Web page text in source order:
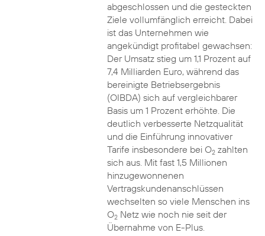
abgeschlossen und die gesteckten
Ziele vollumfänglich erreicht. Dabei
ist das Unternehmen wie
angekündigt profitabel gewachsen:
Der Umsatz stieg um 1,1 Prozent auf
7,4 Milliarden Euro, während das
bereinigte Betriebsergebnis
(OIBDA) sich auf vergleichbarer
Basis um 1 Prozent erhöhte. Die
deutlich verbesserte Netzqualität
und die Einführung innovativer
Tarife insbesondere bei O2zahlten
sich aus. Mit fast 1,5 Millionen
hinzugewonnenen
Vertragskundenanschlüssen
wechselten so viele Menschen ins
O2Netz wie noch nie seit der
Übernahme von E-Plus.